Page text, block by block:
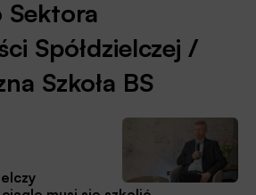
Sektora
Spółdzielczej /
Szkoła BS